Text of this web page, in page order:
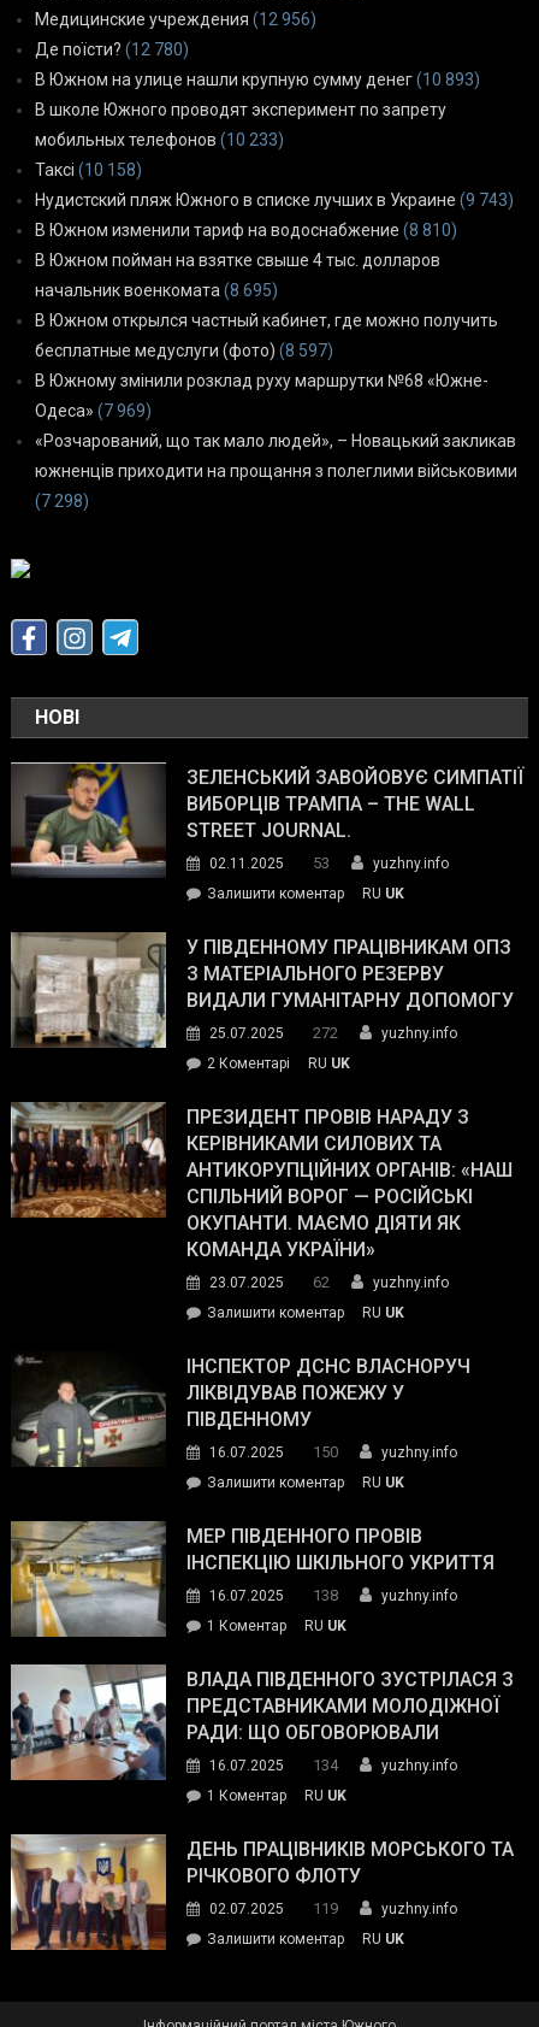
Медицинские учреждения (12 956)
Де поїсти? (12 780)
В Южном на улице нашли крупную сумму денег(10 893)
В школе Южного проводят эксперимент по запрету
мобильных телефонов (10 233)
Таксі (10 158)
Нудистский пляж Южного в списке лучших в Украине (9 743)
В Южном изменили тариф на водоснабжение (8 810)
В Южном пойман на взятке свыше 4 тыс. долларов
начальник военкомата (8 695)
В Южном открылся частный кабинет, где можно получить
бесплатные медуслуги (фото) (8 597)
В Южному змінили розклад руху маршрутки №68 «Южне-
Одеса» (7 969)
«Розчарований, що так мало людей», – Новацький закликав
южненців приходити на прощання з полеглими військовими
(7 298)
НОВІ
ЗЕЛЕНСЬКИЙ ЗАВОЙОВУЄ СИМПАТІЇ
ВИБОРЦІВ ТРАМПА – THE WALL
STREET JOURNAL.
02.11.2025 53
yuzhny.info
Залишити коментарon
завойовує
симпатії
виборців
The
Street
Journal.
RU UK
У ПІВДЕННОМУ ПРАЦІВНИКАМ ОПЗ
З МАТЕРІАЛЬНОГО РЕЗЕРВУ
ВИДАЛИ ГУМАНІТАРНУ ДОПОМОГУ
25.07.2025 272
yuzhny.info
2 Коментарі
Південному
працівникам
ОПЗ
з
матеріального
резерву
гуманітарну
допомогу
RU UK
ПРЕЗИДЕНТ ПРОВІВ НАРАДУ З
КЕРІВНИКАМИ СИЛОВИХ ТА
АНТИКОРУПЦІЙНИХ ОРГАНІВ: «НАШ
СПІЛЬНИЙ ВОРОГ — РОСІЙСЬКІ
ОКУПАНТИ. МАЄМО ДІЯТИ ЯК
КОМАНДА УКРАЇНИ»
23.07.2025 62
yuzhny.info
Залишити коментарon
провів
нараду
силових
та
органів:
«Наш
спільний
окупанти.
Маємо
діяти
команда
RU UK
ІНСПЕКТОР ДСНС ВЛАСНОРУЧ
ЛІКВІДУВАВ ПОЖЕЖУ У
ПІВДЕННОМУ
16.07.2025 150
yuzhny.info
Залишити коментарon
ДСНС
власноруч
пожежу
у
RU UK
МЕР ПІВДЕННОГО ПРОВІВ
ІНСПЕКЦІЮ ШКІЛЬНОГО УКРИТТЯ
16.07.2025 138
yuzhny.info
1 Коментардо
Південного
провів
інспекцію
укриття
RU UK
ВЛАДА ПІВДЕННОГО ЗУСТРІЛАСЯ З
ПРЕДСТАВНИКАМИ МОЛОДІЖНОЇ
РАДИ: ЩО ОБГОВОРЮВАЛИ
16.07.2025 134
yuzhny.info
1 Коментардо
Південного
зустрілася
представниками
молодіжної
обговорювали
RU UK
ДЕНЬ ПРАЦІВНИКІВ МОРСЬКОГО ТА
РІЧКОВОГО ФЛОТУ
02.07.2025 119
yuzhny.info
Залишити коментарon
RU UK